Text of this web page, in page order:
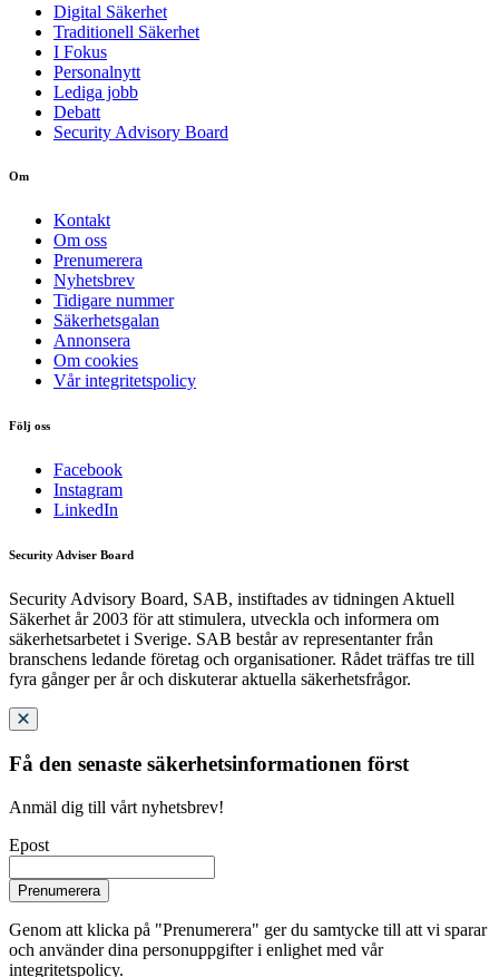
Digital Säkerhet
Traditionell Säkerhet
I Fokus
Personalnytt
Lediga jobb
Debatt
Security Advisory Board
Om
Kontakt
Om oss
Prenumerera
Nyhetsbrev
Tidigare nummer
Säkerhetsgalan
Annonsera
Om cookies
Vår integritetspolicy
Följ oss
Facebook
Instagram
LinkedIn
Security Adviser Board
Security Advisory Board, SAB, instiftades av tidningen Aktuell
Säkerhet år 2003 för att stimulera, utveckla och informera om
säkerhetsarbetet i Sverige. SAB består av representanter från
branschens ledande företag och organisationer. Rådet träffas tre till
fyra gånger per år och diskuterar aktuella säkerhetsfrågor.
Få den senaste säkerhetsinformationen först
Anmäl dig till vårt nyhetsbrev!
Epost
Prenumerera
Genom att klicka på "Prenumerera" ger du samtycke till att vi sparar
och använder dina personuppgifter i enlighet med vår
integritetspolicy.